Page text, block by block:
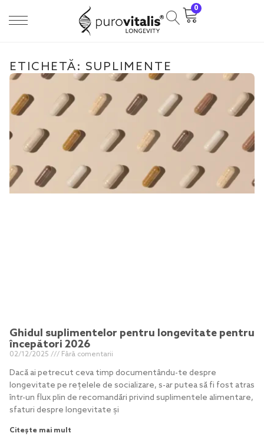
0
ETICHETĂ: SUPLIMENTE
Ghidul suplimentelor pentru longevitate pentru
începători 2026
02/12/2025 Fără comentarii
Dacă ai petrecut ceva timp documentându-te despre
longevitate pe rețelele de socializare, s-ar putea să fi fost atras
într-un flux plin de recomandări privind suplimentele alimentare,
sfaturi despre longevitate și
Citește mai mult